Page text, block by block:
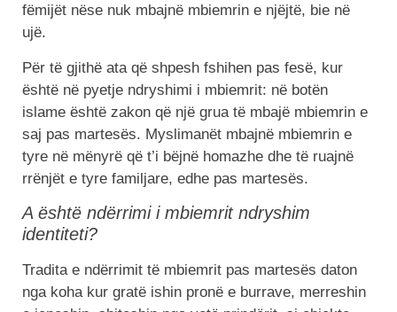
fëmijët nëse nuk mbajnë mbiemrin e njëjtë, bie në
ujë.
Për të gjithë ata që shpesh fshihen pas fesë, kur
është në pyetje ndryshimi i mbiemrit: në botën
islame është zakon që një grua të mbajë mbiemrin e
saj pas martesës. Myslimanët mbajnë mbiemrin e
tyre në mënyrë që t’i bëjnë homazhe dhe të ruajnë
rrënjët e tyre familjare, edhe pas martesës.
A është ndërrimi i mbiemrit ndryshim
identiteti?
Tradita e ndërrimit të mbiemrit pas martesës daton
nga koha kur gratë ishin pronë e burrave, merreshin